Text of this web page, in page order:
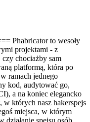
Phabricator to wesoły
projektami - z
chociażby sam
platformą, która po
ramach jednego
kod, audytować go,
a na koniec elegancko
których nasz hakerspejs
miejsca, w którym
spejsu osób